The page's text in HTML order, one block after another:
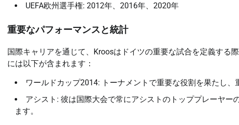
UEFA欧州選手権: 2012年、2016年、2020年
重要なパフォーマンスと統計
国際キャリアを通じて、Kroosはドイツの重要な試合を定義する
には以下が含まれます：
ワールドカップ2014: トーナメントで重要な役割を果たし
アシスト: 彼は国際大会で常にアシストのトッププレーヤ
ます。